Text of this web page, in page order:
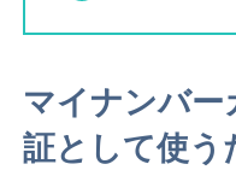
マイナンバー
証として使う